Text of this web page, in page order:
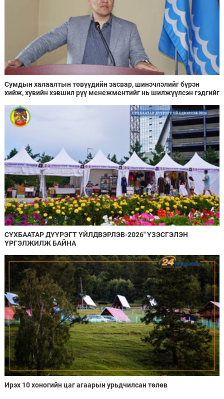
Сумдын халаалтын төвүүдийн засвар, шинэчлэлийг бүрэн
хийж, хувийн хэвшил рүү менежментийг нь шилжүүлсэн гэдгийг
СҮХБААТАР ДҮҮРЭГТ ҮЙЛДВЭРЛЭВ-2026" ҮЗЭСГЭЛЭН
ҮРГЭЛЖИЛЖ БАЙНА
Ирэх 10 хоногийн цаг агаарын урьдчилсан төлөв